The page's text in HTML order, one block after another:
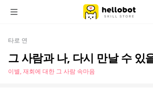
타로 연
그 사람과 나, 다시 만날 수 있
이별, 재회에 대한 그 사람 속마음